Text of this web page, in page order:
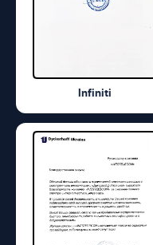
Infiniti